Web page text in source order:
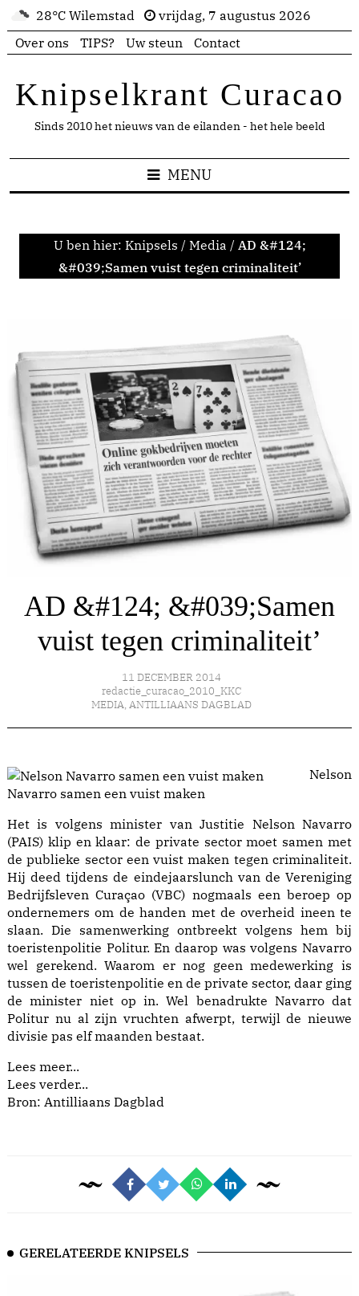
28°C Wilemstad
vrijdag, 7 augustus 2026
Over ons
TIPS? Uw steun Contact
Knipselkrant Curacao
Sinds 2010 het nieuws van de eilanden - het hele beeld
MENU
U ben hier: Knipsels / Media / AD &#124;
&#039;Samen vuist tegen criminaliteit’
AD &#124; &#039;Samen
vuist tegen criminaliteit’
11 DECEMBER 2014
redactie_curacao_2010_KKC
MEDIA, ANTILLIAANS DAGBLAD
Nelson
Navarro samen een vuist maken
Het is volgens minister van Justitie Nelson Navarro
(PAIS) klip en klaar: de private sector moet samen met
de publieke sector een vuist maken tegen criminaliteit.
Hij deed tijdens de eindejaarslunch van de Vereniging
Bedrijfsleven Curaçao (VBC) nogmaals een beroep op
ondernemers om de handen met de overheid ineen te
slaan. Die samenwerking ontbreekt volgens hem bij
toeristenpolitie Politur. En daarop was volgens Navarro
wel gerekend. Waarom er nog geen medewerking is
tussen de toeristenpolitie en de private sector, daar ging
de minister niet op in. Wel benadrukte Navarro dat
Politur nu al zijn vruchten afwerpt, terwijl de nieuwe
divisie pas elf maanden bestaat.
Lees meer...
Lees verder...
Bron: Antilliaans Dagblad
GERELATEERDE KNIPSELS